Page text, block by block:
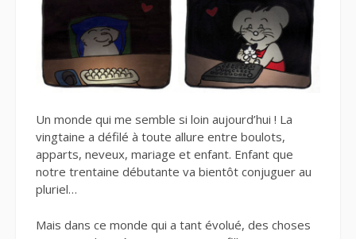
Un monde qui me semble si loin aujourd’hui ! La
vingtaine a défilé à toute allure entre boulots,
apparts, neveux, mariage et enfant. Enfant que
notre trentaine débutante va bientôt conjuguer au
pluriel…
Mais dans ce monde qui a tant évolué, des choses